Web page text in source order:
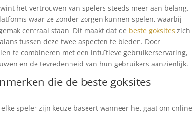
het vertrouwen van spelers steeds meer aan belang.
waar ze zonder zorgen kunnen spelen, waarbij
centraal staan. Dit maakt dat de beste goksites zich
tussen deze twee aspecten te bieden. Door
te combineren met een intuïtieve gebruikerservaring,
en de tevredenheid van hun gebruikers aanzienlijk.
die de beste goksites
speler zijn keuze baseert wanneer het gaat om online